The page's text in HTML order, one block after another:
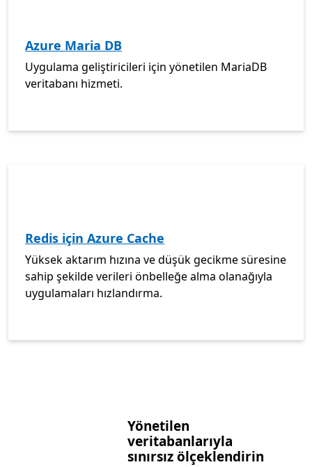
Azure Maria DB
Uygulama geliştiricileri için yönetilen MariaDB
veritabanı hizmeti.
Redis için Azure Cache
Yüksek aktarım hızına ve düşük gecikme süresine
sahip şekilde verileri önbelleğe alma olanağıyla
uygulamaları hızlandırma.
Yönetilen
veritabanlarıyla
sınırsız ölçeklendirin